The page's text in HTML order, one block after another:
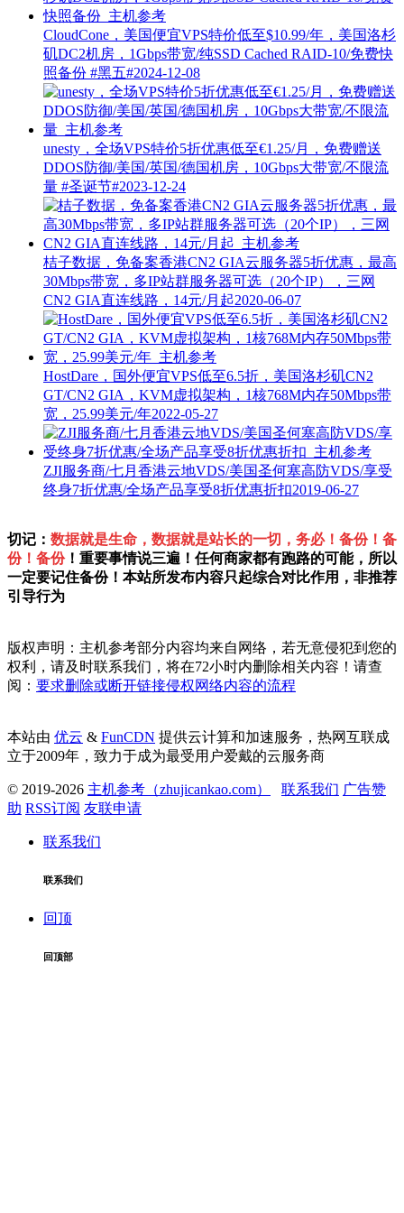
CloudCone，美国便宜VPS特价低至$10.99/年，美国洛杉
矶DC2机房，1Gbps带宽/纯SSD Cached RAID-10/免费快
照备份 #黑五#2024-12-08
unesty，全场VPS特价5折优惠低至€1.25/月，免费赠送
DDOS防御/美国/英国/德国机房，10Gbps大带宽/不限流
量 #圣诞节#2023-12-24
桔子数据，免备案香港CN2 GIA云服务器5折优惠，最高
30Mbps带宽，多IP站群服务器可选（20个IP），三网
CN2 GIA直连线路，14元/月起2020-06-07
HostDare，国外便宜VPS低至6.5折，美国洛杉矶CN2
GT/CN2 GIA，KVM虚拟架构，1核768M内存50Mbps带
宽，25.99美元/年2022-05-27
ZJI服务商/七月香港云地VDS/美国圣何塞高防VDS/享受
终身7折优惠/全场产品享受8折优惠折扣2019-06-27
切记： 数据就是生命，数据就是站长的一切，务必！备份！备
份！备份！重要事情说三遍！任何商家都有跑路的可能，所以
一定要记住备份！本站所发布内容只起综合对比作用，非推荐
引导行为
版权声明：主机参考部分内容均来自网络，若无意侵犯到您的
权利，请及时联系我们，将在72小时内删除相关内容！请查
阅： 要求删除或断开链接侵权网络内容的流程
本站由 优云 & FunCDN 提供云计算和加速服务，热网互联成
立于2009年，致力于成为最受用户爱戴的云服务商
© 2019-2026 主机参考（zhujicankao.com） 联系我们 广告赞
助 RSS订阅 友联申请
联系我们
联系我们
回顶
回顶部